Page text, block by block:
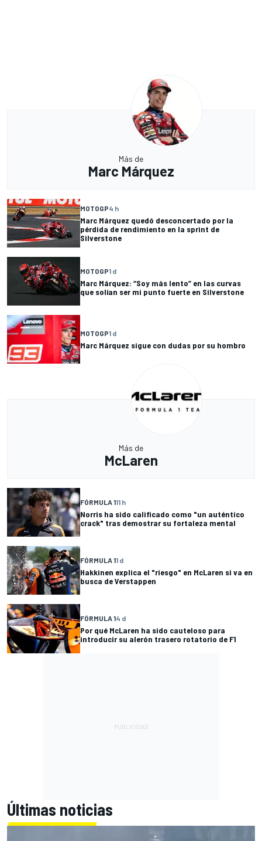
Más de
Marc Márquez
MOTOGP4 h
Marc Márquez quedó desconcertado por la
pérdida de rendimiento en la sprint de
Silverstone
MOTOGP1 d
Marc Márquez: “Soy más lento” en las curvas
que solían ser mi punto fuerte en Silverstone
MOTOGP1 d
Marc Márquez sigue con dudas por su hombro
Más de
McLaren
FÓRMULA 111 h
Norris ha sido calificado como "un auténtico
crack" tras demostrar su fortaleza mental
FÓRMULA 11 d
Hakkinen explica el "riesgo" en McLaren si va en
busca de Verstappen
FÓRMULA 14 d
Por qué McLaren ha sido cauteloso para
introducir su alerón trasero rotatorio de F1
Últimas noticias